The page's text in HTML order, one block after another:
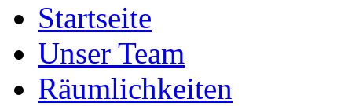
Startseite
Unser Team
Räumlichkeiten